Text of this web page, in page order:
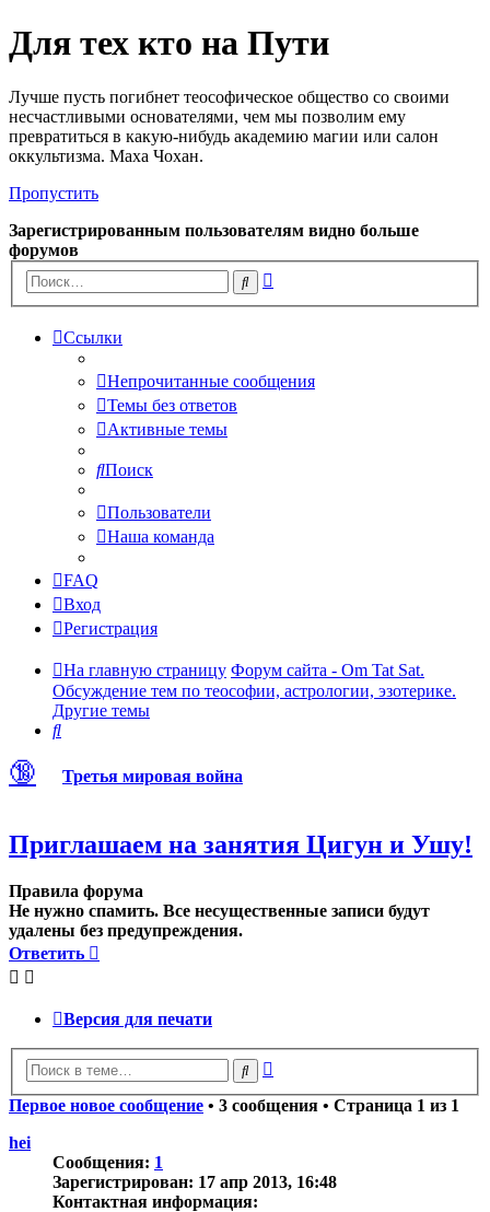
Для тех кто на Пути
Лучше пусть погибнет теософическое общество со своими
несчастливыми основателями, чем мы позволим ему
превратиться в какую-нибудь академию магии или салон
оккультизма. Маха Чохан.
Пропустить
Зарегистрированным пользователям видно больше
форумов
Поиск
Ссылки
Непрочитанные сообщения
Темы без ответов
Активные темы
Поиск
Пользователи
Наша команда
FAQ
Вход
Регистрация
На главную страницу Форум сайта - Om Tat Sat.
Обсуждение тем по теософии, астрологии, эзотерике.
Другие темы
Поиск
🔞 Третья мировая война
Приглашаем на занятия Цигун и Ушу!
Правила форума
Не нужно спамить. Все несущественные записи будут
удалены без предупреждения.
Ответить
Версия для печати
Поиск
Первое новое сообщение • 3 сообщения • Страница 1 из 1
hei
Сообщения: 1
Зарегистрирован: 17 апр 2013, 16:48
Контактная информация: